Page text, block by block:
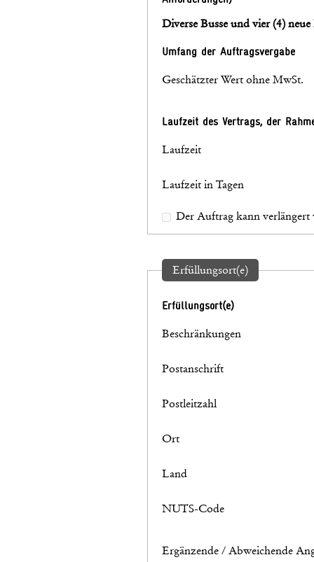
Diverse Busse und vier (4)
Umfang der Auftragsvergabe
Geschätzter Wert ohne MwSt.
Laufzeit des Vertrags, der
Laufzeit
Laufzeit in Tagen
Der Auftrag kann verlängert
Erfüllungsort(e)
Erfüllungsort(e)
Beschränkungen
Postanschrift
Postleitzahl
Ort
Land
NUTS-Code
Ergänzende / Abweichende